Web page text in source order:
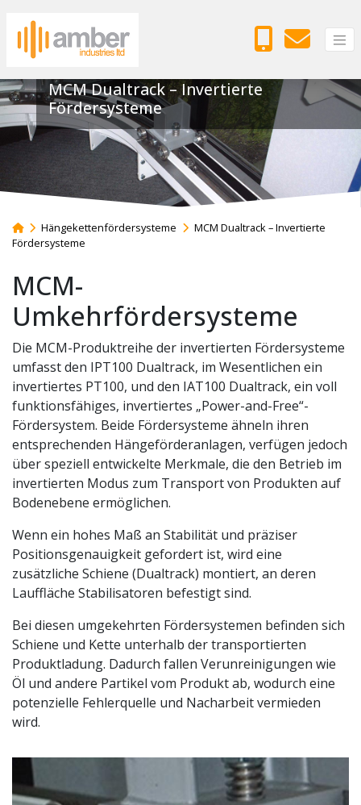
MCM Dualtrack – Invertierte
Fördersysteme
Hängekettenfördersysteme
MCM Dualtrack – Invertierte
Fördersysteme
MCM-
Umkehrfördersysteme
Die MCM-Produktreihe der invertierten Fördersysteme
umfasst den IPT100 Dualtrack, im Wesentlichen ein
invertiertes PT100, und den IAT100 Dualtrack, ein voll
funktionsfähiges, invertiertes „Power-and-Free“-
Fördersystem. Beide Fördersysteme ähneln ihren
entsprechenden Hängeförderanlagen, verfügen jedoch
über speziell entwickelte Merkmale, die den Betrieb im
invertierten Modus zum Transport von Produkten auf
Bodenebene ermöglichen.
Wenn ein hohes Maß an Stabilität und präziser
Positionsgenauigkeit gefordert ist, wird eine
zusätzliche Schiene (Dualtrack) montiert, an deren
Lauffläche Stabilisatoren befestigt sind.
Bei diesen umgekehrten Fördersystemen befinden sich
Schiene und Kette unterhalb der transportierten
Produktladung. Dadurch fallen Verunreinigungen wie
Öl und andere Partikel vom Produkt ab, wodurch eine
potenzielle Fehlerquelle und Nacharbeit vermieden
wird.